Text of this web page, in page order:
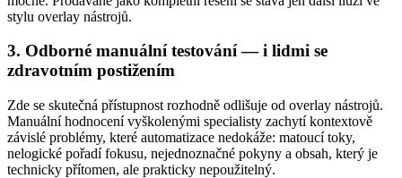
stylu overlay nástrojů.
3. Odborné manuální testování — i lidmi se
zdravotním postižením
Zde se skutečná přístupnost rozhodně odlišuje od overlay nástrojů.
Manuální hodnocení vyškolenými specialisty zachytí kontextově
závislé problémy, které automatizace nedokáže: matoucí toky,
nelogické pořadí fokusu, nejednoznačné pokyny a obsah, který je
technicky přítomen, ale prakticky nepoužitelný.